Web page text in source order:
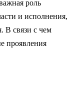
роль
и исполнения,
В связи с чем
проявления